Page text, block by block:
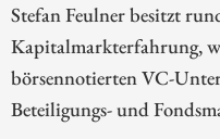
Stefan Feulner besitzt
Kapitalmarkterfahrung,
börsennotierten VC-
Beteiligungs- und